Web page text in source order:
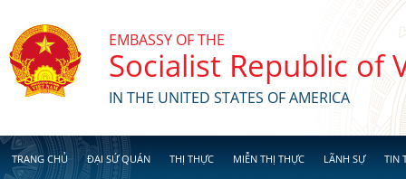
EMBASSY OF THE
Socialist Republic of
IN THE UNITED STATES OF AMERICA
TRANG CHỦ ĐẠI SỨ QUÁN THỊ THỰC MIỄN THỊ THỰC LÃNH SỰ TIN